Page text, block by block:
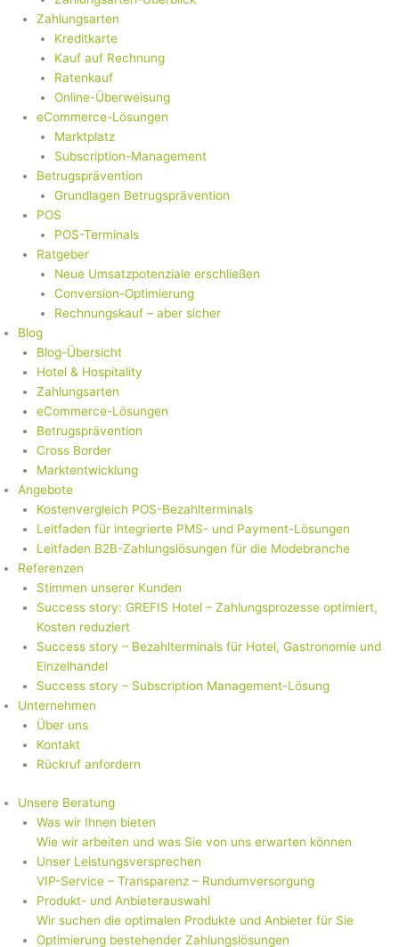
Zahlungsarten
Kreditkarte
Kauf auf Rechnung
Ratenkauf
Online-Überweisung
eCommerce-Lösungen
Marktplatz
Subscription-Management
Betrugsprävention
Grundlagen Betrugsprävention
POS
POS-Terminals
Ratgeber
Neue Umsatzpotenziale erschließen
Conversion-Optimierung
Rechnungskauf – aber sicher
Blog
Blog-Übersicht
Hotel & Hospitality
Zahlungsarten
eCommerce-Lösungen
Betrugsprävention
Cross Border
Marktentwicklung
Angebote
Kostenvergleich POS-Bezahlterminals
Leitfaden für integrierte PMS- und Payment-Lösungen
Leitfaden B2B-Zahlungslösungen für die Modebranche
Referenzen
Stimmen unserer Kunden
Success story: GREFIS Hotel – Zahlungsprozesse optimiert,
Kosten reduziert
Success story – Bezahlterminals für Hotel, Gastronomie und
Einzelhandel
Success story – Subscription Management-Lösung
Unternehmen
Über uns
Kontakt
Rückruf anfordern
Unsere Beratung
Was wir Ihnen bieten
Wie wir arbeiten und was Sie von uns erwarten können
Unser Leistungsversprechen
VIP-Service – Transparenz – Rundumversorgung
Produkt- und Anbieterauswahl
Wir suchen die optimalen Produkte und Anbieter für Sie
Optimierung bestehender Zahlungslösungen